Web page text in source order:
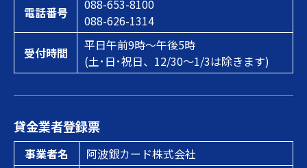
電話番号
088-653-8100
088-626-1314
受付時間
平日午前9時～午後5時
(土･日･祝日、12/30～1/3は除きます)
貸金業者登録票
事業者名
阿波銀カード株式会社